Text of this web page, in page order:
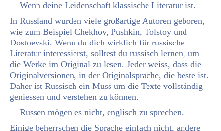
Wenn deine Leidenschaft klassische Literatur ist.
In Russland wurden viele großartige Autoren geboren,
wie zum Beispiel Chekhov, Pushkin, Tolstoy und
Dostoevski. Wenn du dich wirklich für russische
Literatur interessierst, solltest du russisch lernen, um
die Werke im Original zu lesen. Jeder weiss, dass die
Originalversionen, in der Originalsprache, die beste ist.
Daher ist Russisch ein Muss um die Texte vollständig
geniessen und verstehen zu können.
Russen mögen es nicht, englisch zu sprechen.
Einige beherrschen die Sprache einfach nicht, andere